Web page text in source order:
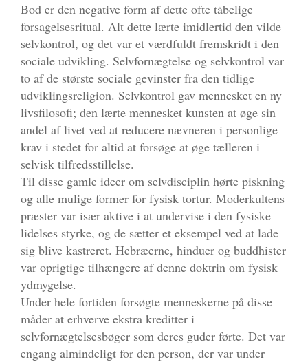
Bod er den negative form af dette ofte tåbelige
forsagelsesritual. Alt dette lærte imidlertid den vilde
selvkontrol, og det var et værdfuldt fremskridt i den
sociale udvikling. Selvfornægtelse og selvkontrol var
to af de største sociale gevinster fra den tidlige
udviklingsreligion. Selvkontrol gav mennesket en ny
livsfilosofi; den lærte mennesket kunsten at øge sin
andel af livet ved at reducere nævneren i personlige
krav i stedet for altid at forsøge at øge tælleren i
selvisk tilfredsstillelse.
Til disse gamle ideer om selvdisciplin hørte piskning
og alle mulige former for fysisk tortur. Moderkultens
præster var især aktive i at undervise i den fysiske
lidelses styrke, og de sætter et eksempel ved at lade
sig blive kastreret. Hebræerne, hinduer og buddhister
var oprigtige tilhængere af denne doktrin om fysisk
ydmygelse.
Under hele fortiden forsøgte menneskerne på disse
måder at erhverve ekstra kreditter i
selvfornægtelsesbøger som deres guder førte. Det var
engang almindeligt for den person, der var under